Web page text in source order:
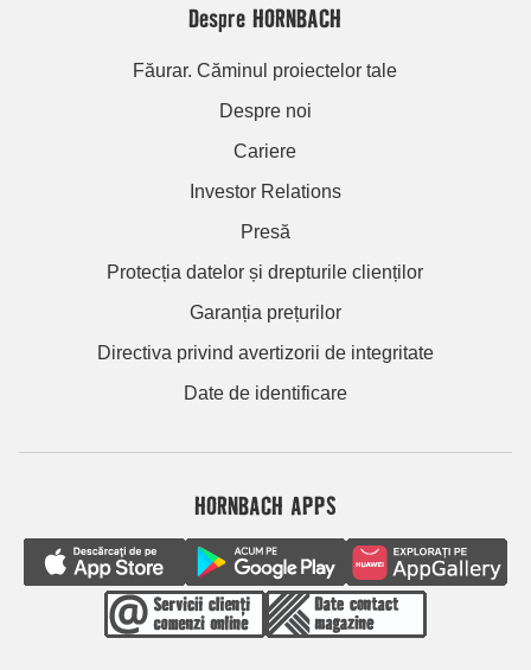
Despre HORNBACH
Făurar. Căminul proiectelor tale
Despre noi
Cariere
Investor Relations
Presă
Protecția datelor și drepturile clienților
Garanția prețurilor
Directiva privind avertizorii de integritate
Date de identificare
HORNBACH APPS